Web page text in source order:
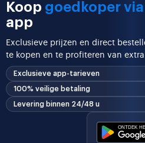
Koop goedkoper via
app
Exclusieve prijzen en direct
te kopen en te profiteren van
Exclusieve app-tarieven
100% veilige betaling
Levering binnen 24/48 u